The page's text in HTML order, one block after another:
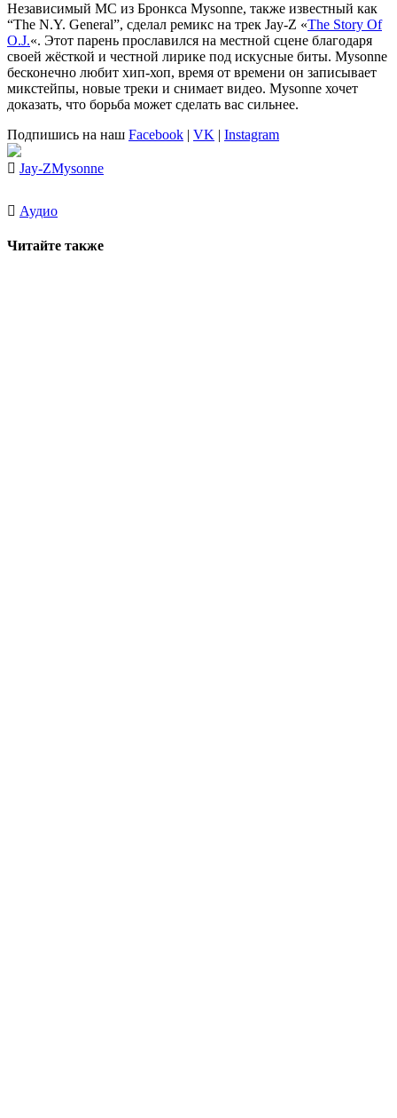
Независимый MC из Бронкса Mysonne, также известный как
“The N.Y. General”, сделал ремикс на трек Jay-Z «The Story Of
O.J.«. Этот парень прославился на местной сцене благодаря
своей жёсткой и честной лирике под искусные биты. Mysonne
бесконечно любит хип-хоп, время от времени он записывает
микстейпы, новые треки и снимает видео. Mysonne хочет
доказать, что борьба может сделать вас сильнее.
Подпишись на наш Facebook | VK | Instagram
Jay-ZMysonne
Аудио
Читайте также